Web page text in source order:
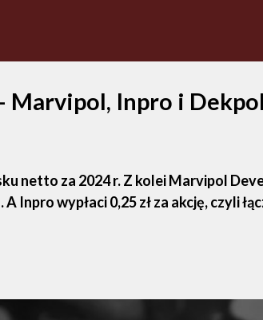
Marvipol, Inpro i
netto za 2024 r. Z kolei Marvipol
Inpro wypłaci 0,25 zł za akcję, czyli